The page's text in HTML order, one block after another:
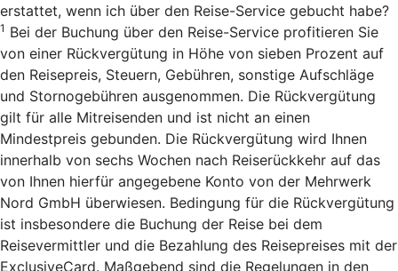
erstattet, wenn ich über den Reise-Service gebucht habe?
1 Bei der Buchung über den Reise-Service profitieren Sie
von einer Rückvergütung in Höhe von sieben Prozent auf
den Reisepreis, Steuern, Gebühren, sonstige Aufschläge
und Stornogebühren ausgenommen. Die Rückvergütung
gilt für alle Mitreisenden und ist nicht an einen
Mindestpreis gebunden. Die Rückvergütung wird Ihnen
innerhalb von sechs Wochen nach Reiserückkehr auf das
von Ihnen hierfür angegebene Konto von der Mehrwerk
Nord GmbH überwiesen. Bedingung für die Rückvergütung
ist insbesondere die Buchung der Reise bei dem
Reisevermittler und die Bezahlung des Reisepreises mit der
ExclusiveCard. Maßgebend sind die Regelungen in den